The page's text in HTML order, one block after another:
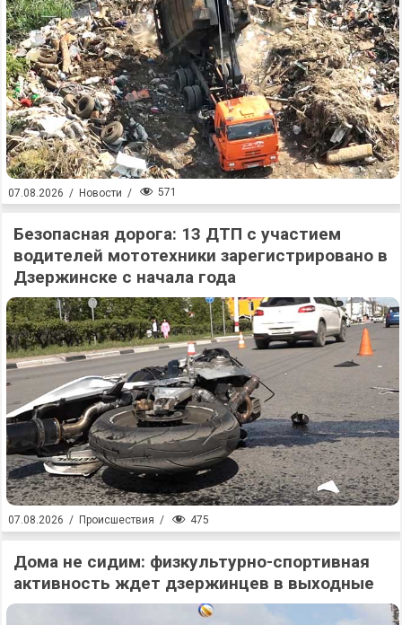
07.08.2026 / Новости / 571
Безопасная дорога: 13 ДТП с участием
водителей мототехники зарегистрировано в
Дзержинске с начала года
07.08.2026 / Происшествия / 475
Дома не сидим: физкультурно-спортивная
активность ждет дзержинцев в выходные